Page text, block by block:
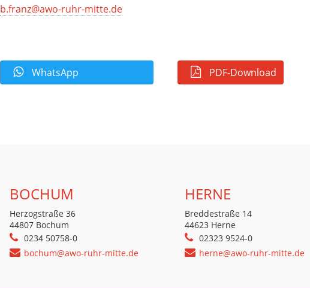
b.franz@awo-ruhr-mitte.de
WhatsApp PDF-Download
BOCHUM
Herzogstraße 36
44807 Bochum
0234 50758-0
bochum@awo-ruhr-mitte.de
HERNE
Breddestraße 14
44623 Herne
02323 9524-0
herne@awo-ruhr-mitte.de